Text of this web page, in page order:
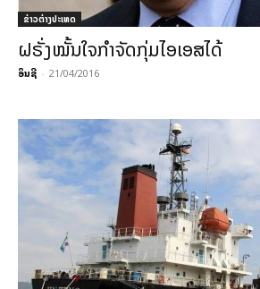
ຂ່າວຕ່າງປະເທດ
ຝຣັ່ງໝັ້ນ​ໃຈ​ກຳຈັດ​ກຸ່ມ​ໄອ​ເອສ​ໄດ້
ອິນຊີ - 21/04/2016